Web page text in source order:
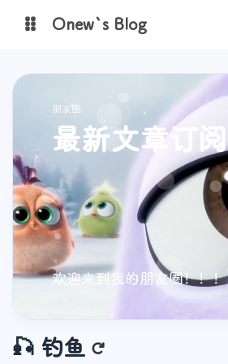
Onew`s Blog
朋友圈
最新文章订阅
欢迎来到我的朋友圈！！！
🎣 钓鱼